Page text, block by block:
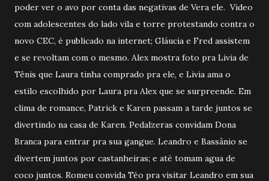
poder ver o avo por conta das negativas de Vera ele. Video
com adolescentes do lado vila e torre protestando contra o
novo CEC, é publicado na internet; Gláucia e Fred assistem
e se revoltam com o mesmo. Alex mostra foto pra Livia de
Tênis que Laura tinha comprado pra ele, e Livia ama o
estilo escolhido por Laura pra Alex que se surpreende. Em
clima de romance, Patrick e Karen passam a tarde juntos se
divertindo na casa de Karen. Pedalzeras convidam Dona
Branca para entrar pra sua gangue. Leandro e Bassânio se
divertem juntos por castanheiras; e até tomam agua de
coco juntos. Romeu convida Téo pra visitar Leandro em sua